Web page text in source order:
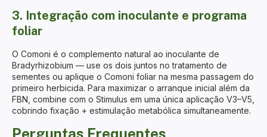
3. Integração com inoculante e programa
foliar
O Comoni é o complemento natural ao inoculante de
Bradyrhizobium — use os dois juntos no tratamento de
sementes ou aplique o Comoni foliar na mesma passagem do
primeiro herbicida. Para maximizar o arranque inicial além da
FBN, combine com o Stimulus em uma única aplicação V3–V5,
cobrindo fixação + estimulação metabólica simultaneamente.
Perguntas Frequentes